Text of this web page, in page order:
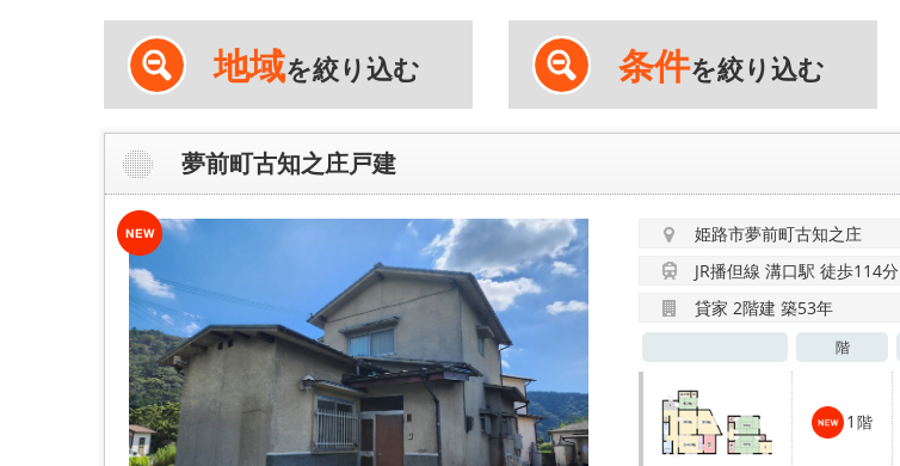
地域を絞り込む 条件を絞り込む
夢前町古知之庄戸建
姫路市夢前町古知之庄
JR播但線 溝口駅 徒歩114分
貸家 2階建 築53年
階
1 階